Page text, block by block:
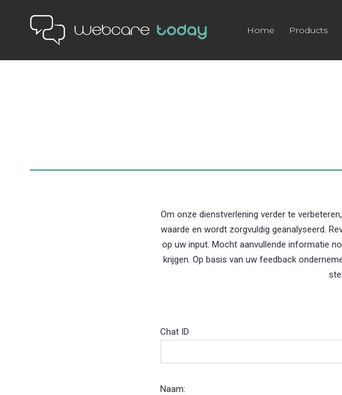
Home Products
Om onze dienstverlening verder te
waarde en wordt zorgvuldig geanalyseerd.
op uw input. Mocht aanvullende informatie
krijgen. Op basis van uw feedback
Chat ID
Naam: